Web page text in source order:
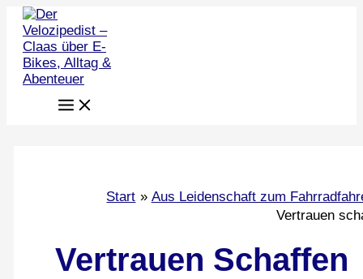
Zum
Inhalt
springen
Start
Aus Leidenschaft zum
Vertrauen
Vertrauen Schaffen